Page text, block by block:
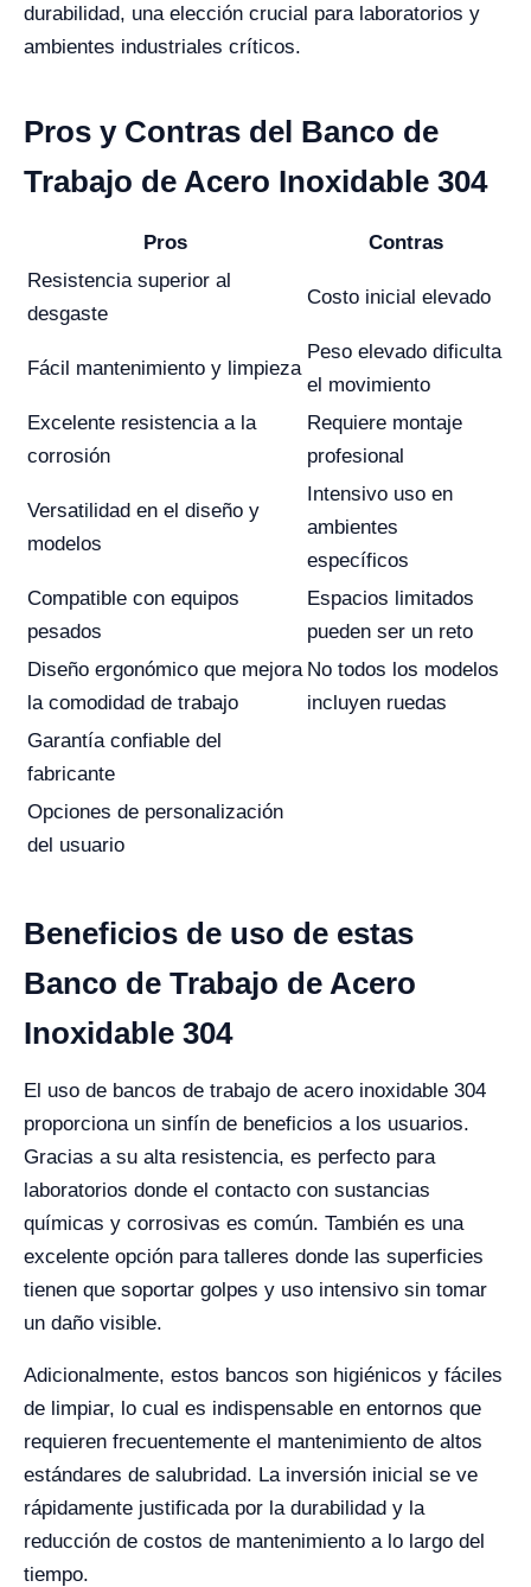
durabilidad, una elección crucial para laboratorios y
ambientes industriales críticos.
Pros y Contras del Banco de
Trabajo de Acero Inoxidable 304
Pros
Contras
Resistencia superior al
desgaste
Costo inicial elevado
Fácil mantenimiento y limpieza
Peso elevado dificulta
el movimiento
Excelente resistencia a la
corrosión
Requiere montaje
profesional
Versatilidad en el diseño y
modelos
Intensivo uso en
ambientes
específicos
Compatible con equipos
pesados
Espacios limitados
pueden ser un reto
Diseño ergonómico que mejora
la comodidad de trabajo
No todos los modelos
incluyen ruedas
Garantía confiable del
fabricante
Opciones de personalización
del usuario
Beneficios de uso de estas
Banco de Trabajo de Acero
Inoxidable 304
El uso de bancos de trabajo de acero inoxidable 304
proporciona un sinfín de beneficios a los usuarios.
Gracias a su alta resistencia, es perfecto para
laboratorios donde el contacto con sustancias
químicas y corrosivas es común. También es una
excelente opción para talleres donde las superficies
tienen que soportar golpes y uso intensivo sin tomar
un daño visible.
Adicionalmente, estos bancos son higiénicos y fáciles
de limpiar, lo cual es indispensable en entornos que
requieren frecuentemente el mantenimiento de altos
estándares de salubridad. La inversión inicial se ve
rápidamente justificada por la durabilidad y la
reducción de costos de mantenimiento a lo largo del
tiempo.